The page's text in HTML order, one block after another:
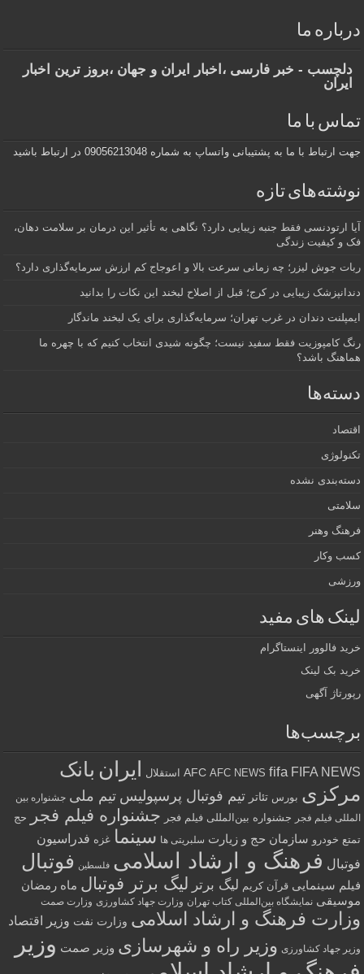
درباره ما
دلچسب - خبر فارسی ،اخبار ایران و جهان ،بروز ترین اخبار
ایران
تماس با ما
جهت ارتباط با ما به پشتیبانی واتساپ به شماره 09056213048 در ارتباط باشید
نوشته‌های تازه
آیا ارتودنسی فقط جنبه زیبایی دارد؟ نگاهی به تأثیر این درمان بر سلامت دهان،
فک و کیفیت زندگی
ربات جوش لیزر؛ چه زمانی سرعت بالا و اعوجاج کم ارزش سرمایه‌گذاری دارد؟
دندانپزشک زیبایی در کرج؛ قبل از اصلاح لبخند این نکات را بدانید
ایمپلنت دندان در غرب تهران؛ سرمایه‌گذاری برای یک لبخند ماندگار
رنگ کامپوزیت فقط سفید نیست؛ چگونه شیدی انتخاب کنیم که با چهره ما
هماهنگ باشد؟
دسته‌ها
اقتصاد
تکنولوژی
دسته‌بندی نشده
سلامتی
فرهنگ وهنر
کسب وکار
ورزشی
لینک های مفید
خرید فالوور اینستاگرام
خرید بک لینک
رپورتاژ آگهی
برچسب‌ها
AFC AFC NEWS fifa FIFA NEWS استقلال ایران بانک
مرکزی بورس تئاتر تیم فوتبال پرسپولیس تیم ملی جشنواره بین
المللی فیلم فجر جشنواره بین‌المللی فیلم فجر جشنواره فیلم فجر
حج
تمتع خودرو سازمان حج و زیارت سلبریتی ها سینما غزه فدراسیون
فوتبال فرهنگ و ارشاد اسلامی فلسطین فوتبال
فیلم سینمایی قرآن کریم لیگ برتر لیگ برتر فوتبال ماه رمضان
موسیقی نمایشگاه بین‌المللی کتاب تهران وزارت جهاد کشاورزی وزارت صمت
وزارت فرهنگ و ارشاد اسلامی وزارت نفت وزیر اقتصاد
وزیر جهاد کشاورزی وزیر راه و شهرسازی وزیر صمت وزیر